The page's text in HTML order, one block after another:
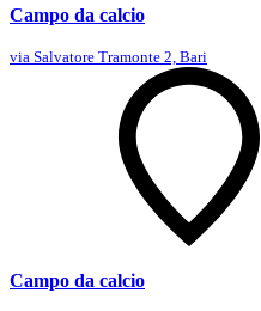
Campo da calcio
via Salvatore Tramonte 2, Bari
Campo da calcio